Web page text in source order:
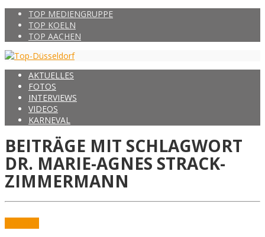
TOP MEDIENGRUPPE
TOP KOELN
TOP AACHEN
AKTUELLES
FOTOS
INTERVIEWS
VIDEOS
KARNEVAL
BEITRÄGE MIT SCHLAGWORT
DR. MARIE-AGNES STRACK-
ZIMMERMANN